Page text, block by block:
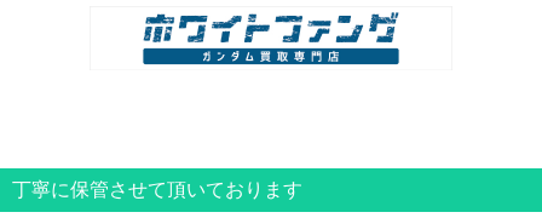
丁寧に保管させて頂いております